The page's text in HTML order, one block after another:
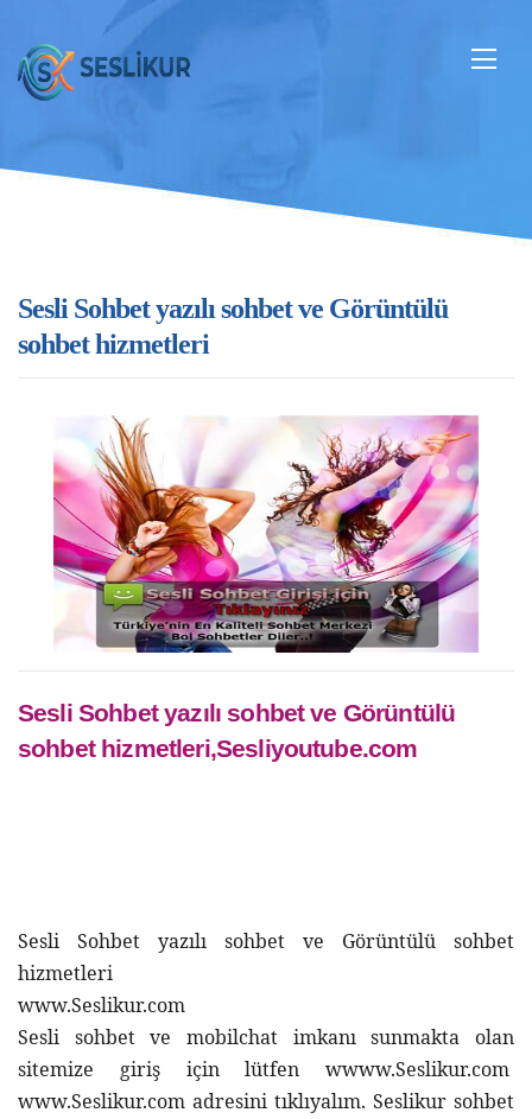
Sesli Sohbet yazılı sohbet ve Görüntülü
sohbet hizmetleri
Sesli Sohbet yazılı sohbet ve Görüntülü
sohbet hizmetleri,Sesliyoutube.com
Sesli Sohbet yazılı sohbet ve Görüntülü sohbet
hizmetleri
www.Seslikur.com
Sesli sohbet ve mobilchat imkanı sunmakta olan
sitemize giriş için lütfen wwww.Seslikur.com
www.Seslikur.com adresini tıklıyalım. Seslikur sohbet